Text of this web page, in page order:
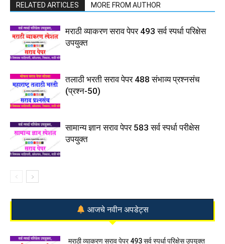
RELATED ARTICLES MORE FROM AUTHOR
मराठी व्याकरण सराव पेपर 493 सर्व स्पर्धा परिक्षेस
उपयुक्त
तलाठी भरती सराव पेपर 488 संभाव्य प्रश्नसंच
(प्रश्न-50)
सामान्य ज्ञान सराव पेपर 583 सर्व स्पर्धा परीक्षेस
उपयुक्त
आजचे नवीन अपडेट्स
मराठी व्याकरण सराव पेपर 493 सर्व स्पर्धा परिक्षेस उपयुक्त